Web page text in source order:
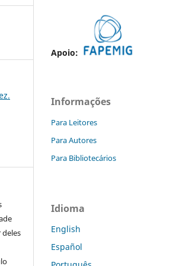
Apoio:
Informações
Para Leitores
Para Autores
Para Bibliotecários
Idioma
English
Español